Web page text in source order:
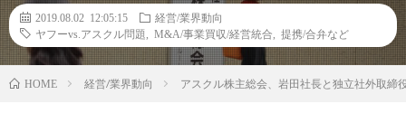
2019.08.02 12:05:15
経営/業界動向
ヤフーvs.アスクル問題
M&A/事業買収/経営統合 提携/合弁など
HOME 経営/業界動向 アスクル株主総会、岩田社長と独立社外取締